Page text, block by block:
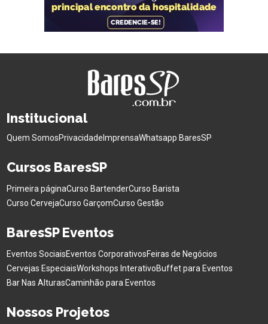
Institucional
Quem SomosPrivacidade ImprensaWhatsapp BaresSP
Cursos BaresSP
Primeira páginaCurso BartenderCurso Barista
Curso CervejaCurso GarçomCurso Gestão
BaresSP Eventos
Eventos SociaisEventos CorporativosFeiras de Negócios
Cervejas EspeciaisWorkshops InterativoBuffet para Eventos
Bar Nas AlturasCaminhão para Eventos
Nossos Projetos